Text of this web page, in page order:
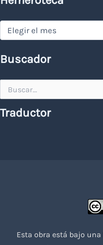
Hemeroteca
Buscador
por:
Traductor
Esta obra está bajo una